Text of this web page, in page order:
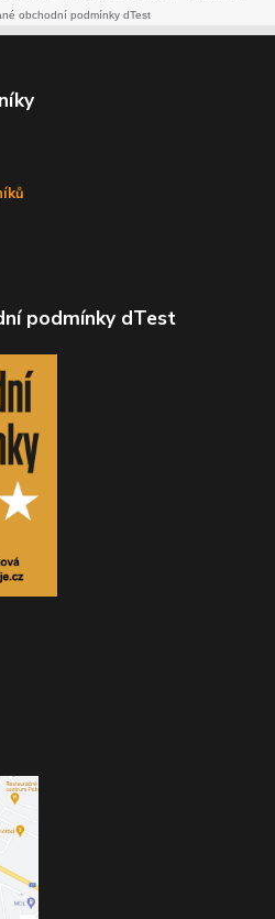
obchodní podmínky dTest
podmínky dTest